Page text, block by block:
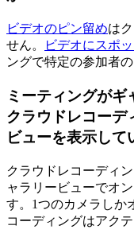
ビデオのピン留めは
せん。
ビデオにスポ
ングで特定の参加者
ミーティングが
クラウドレコーデ
ビューを表示して
クラウドレコーディ
ャラリービューでオ
す。1つのカメラしか
コーディングはアク